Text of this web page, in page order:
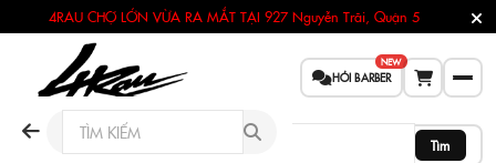
4RAU CHỢ LỚN VỪA RA MẮT TẠI 927 Nguyễn Trãi, Quận 5
HỎI BARBER
NEW
Tìm